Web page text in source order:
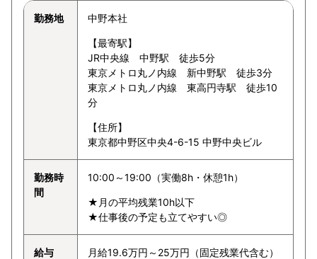
勤務地 中野本社
【最寄駅】
JR中央線 中野駅 徒歩5分
東京メトロ丸ノ内線 新中野駅 徒歩3分
東京メトロ丸ノ内線 東高円寺駅 徒歩10
分
【住所】
東京都中野区中央4-6-15 中野中央ビル
勤務時
間
10:00～19:00（実働8h・休憩1h）
★月の平均残業10h以下
★仕事後の予定も立てやすい◎
給与
月給19.6万円～25万円（固定残業代含む）